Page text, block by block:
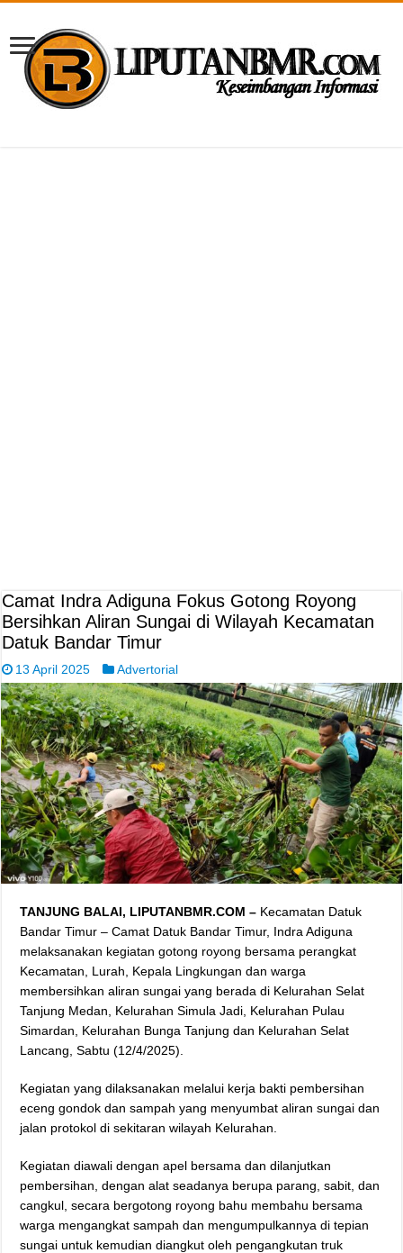
Camat Indra Adiguna Fokus Gotong Royong
Bersihkan Aliran Sungai di Wilayah Kecamatan
Datuk Bandar Timur
13 April 2025 Advertorial
TANJUNG BALAI, LIPUTANBMR.COM – Kecamatan Datuk
Bandar Timur – Camat Datuk Bandar Timur, Indra Adiguna
melaksanakan kegiatan gotong royong bersama perangkat
Kecamatan, Lurah, Kepala Lingkungan dan warga
membersihkan aliran sungai yang berada di Kelurahan Selat
Tanjung Medan, Kelurahan Simula Jadi, Kelurahan Pulau
Simardan, Kelurahan Bunga Tanjung dan Kelurahan Selat
Lancang, Sabtu (12/4/2025).
Kegiatan yang dilaksanakan melalui kerja bakti pembersihan
eceng gondok dan sampah yang menyumbat aliran sungai dan
jalan protokol di sekitaran wilayah Kelurahan.
Kegiatan diawali dengan apel bersama dan dilanjutkan
pembersihan, dengan alat seadanya berupa parang, sabit, dan
cangkul, secara bergotong royong bahu membahu bersama
warga mengangkat sampah dan mengumpulkannya di tepian
sungai untuk kemudian diangkut oleh pengangkutan truk